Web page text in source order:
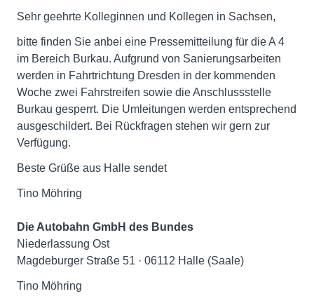
Sehr geehrte Kolleginnen und Kollegen in Sachsen,
bitte finden Sie anbei eine Pressemitteilung für die A 4
im Bereich Burkau. Aufgrund von Sanierungsarbeiten
werden in Fahrtrichtung Dresden in der kommenden
Woche zwei Fahrstreifen sowie die Anschlussstelle
Burkau gesperrt. Die Umleitungen werden entsprechend
ausgeschildert. Bei Rückfragen stehen wir gern zur
Verfügung.
Beste Grüße aus Halle sendet
Tino Möhring
Die Autobahn GmbH des Bundes
Niederlassung Ost
Magdeburger Straße 51 · 06112 Halle (Saale)
Tino Möhring